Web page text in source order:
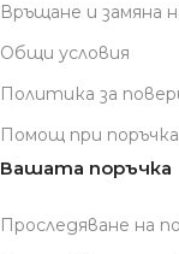
Връщане и замяна
Общи условия
Политика за
Помощ при поръчка
Вашата поръчка
Проследяване на